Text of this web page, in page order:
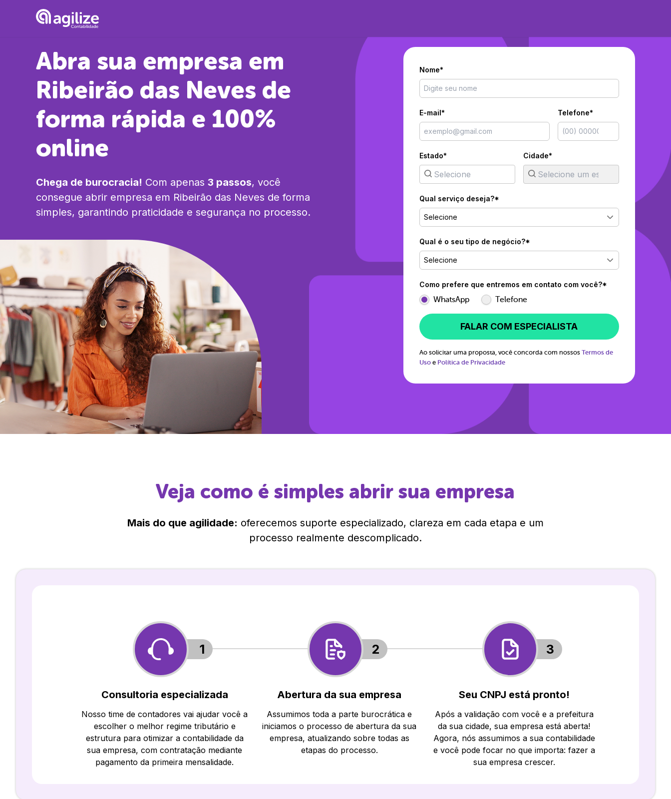
Abra sua empresa em
Ribeirão das Neves de
forma rápida e 100%
online
Chega de burocracia! Com apenas 3 passos, você
consegue abrir empresa em Ribeirão das Neves de forma
simples, garantindo praticidade e segurança no processo.
Nome*
E-mail* Telefone*
Estado* Cidade*
Qual serviço deseja?*
Selecione
Qual é o seu tipo de negócio?*
Selecione
Como prefere que entremos em contato com você?*
WhatsApp Telefone
FALAR COM ESPECIALISTA
Ao solicitar uma proposta, você concorda com nossos Termos de
Uso e Política de Privacidade
Veja como é simples abrir sua empresa
Mais do que agilidade: oferecemos suporte especializado, clareza em cada etapa e um
processo realmente descomplicado.
1
Consultoria especializada
Nosso time de contadores vai ajudar você a
escolher o melhor regime tributário e
estrutura para otimizar a contabilidade da
sua empresa, com contratação mediante
pagamento da primeira mensalidade.
2
Abertura da sua empresa
Assumimos toda a parte burocrática e
iniciamos o processo de abertura da sua
empresa, atualizando sobre todas as
etapas do processo.
3
Seu CNPJ está pronto!
Após a validação com você e a prefeitura
da sua cidade, sua empresa está aberta!
Agora, nós assumimos a sua contabilidade
e você pode focar no que importa: fazer a
sua empresa crescer.